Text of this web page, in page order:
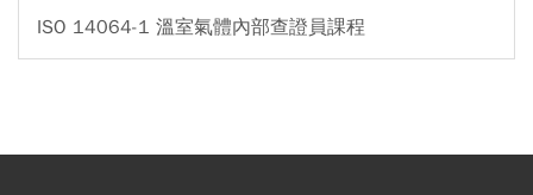
ISO 14064-1 溫室氣體內部查證員課程